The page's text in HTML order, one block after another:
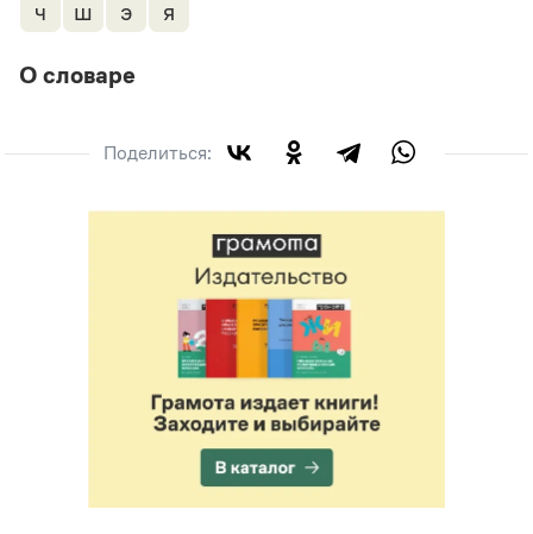
Статьи
Монологи
Лекции и подкасты
Правила русского языка: от азов до тонкостей
Интерактивные упражнения: от простого к сложному
Издательство
Учебники и справочники
Все книги
ч ш э я
О словаре
Поделиться: